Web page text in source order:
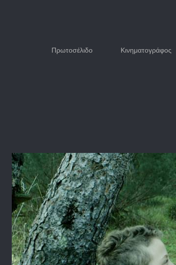
Πρωτοσέλιδο Κινηματογράφος